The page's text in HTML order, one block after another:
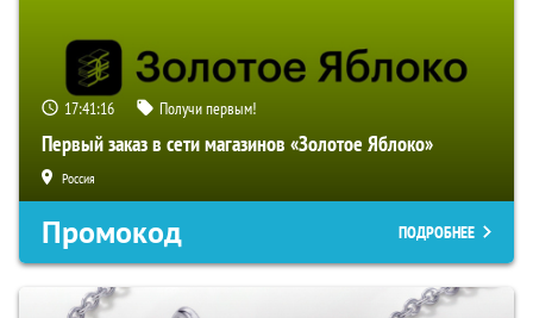
17:41:15 Получи первым!
Первый заказ в сети магазинов «Золотое Яблоко»
Россия
Промокод ПОДРОБНЕЕ